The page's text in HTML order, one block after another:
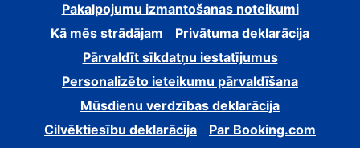
Pakalpojumu izmantošanas noteikumi
Kā mēs strādājam
Privātuma deklarācija
Pārvaldīt sīkdatņu iestatījumus
Personalizēto ieteikumu pārvaldīšana
Mūsdienu verdzības deklarācija
Cilvēktiesību deklarācija
Par Booking.com